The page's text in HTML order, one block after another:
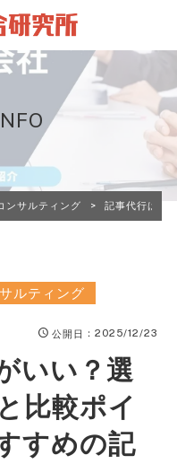
ンサルティング > 記事代行はど
ルティング
公開日 ：2025/12/23
いい？選
比較ポイ
すめの記